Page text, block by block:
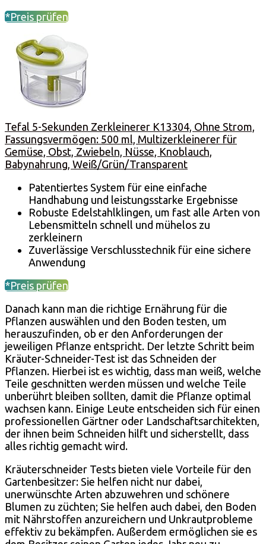
*Preis prüfen
Tefal 5-Sekunden Zerkleinerer K13304, Ohne Strom,
Fassungsvermögen: 500 ml, Multizerkleinerer für
Gemüse, Obst, Zwiebeln, Nüsse, Knoblauch,
Babynahrung, Weiß/Grün/Transparent
Patentiertes System für eine einfache
Handhabung und leistungsstarke Ergebnisse
Robuste Edelstahlklingen, um fast alle Arten von
Lebensmitteln schnell und mühelos zu
zerkleinern
Zuverlässige Verschlusstechnik für eine sichere
Anwendung
*Preis prüfen
Danach kann man die richtige Ernährung für die
Pflanzen auswählen und den Boden testen, um
herauszufinden, ob er den Anforderungen der
jeweiligen Pflanze entspricht. Der letzte Schritt beim
Kräuter-Schneider-Test ist das Schneiden der
Pflanzen. Hierbei ist es wichtig, dass man weiß, welche
Teile geschnitten werden müssen und welche Teile
unberührt bleiben sollten, damit die Pflanze optimal
wachsen kann. Einige Leute entscheiden sich für einen
professionellen Gärtner oder Landschaftsarchitekten,
der ihnen beim Schneiden hilft und sicherstellt, dass
alles richtig gemacht wird.
Kräuterschneider Tests bieten viele Vorteile für den
Gartenbesitzer: Sie helfen nicht nur dabei,
unerwünschte Arten abzuwehren und schönere
Blumen zu züchten; Sie helfen auch dabei, den Boden
mit Nährstoffen anzureichern und Unkrautprobleme
effektiv zu bekämpfen. Außerdem ermöglichen sie es